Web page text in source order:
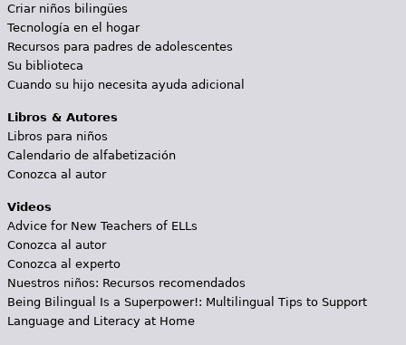
Criar niños bilingües
Tecnología en el hogar
Recursos para padres de adolescentes
Su biblioteca
Cuando su hijo necesita ayuda adicional
Libros & Autores
Libros para niños
Calendario de alfabetización
Conozca al autor
Videos
Advice for New Teachers of ELLs
Conozca al autor
Conozca al experto
Nuestros niños: Recursos recomendados
Being Bilingual Is a Superpower!: Multilingual Tips to Support
Language and Literacy at Home